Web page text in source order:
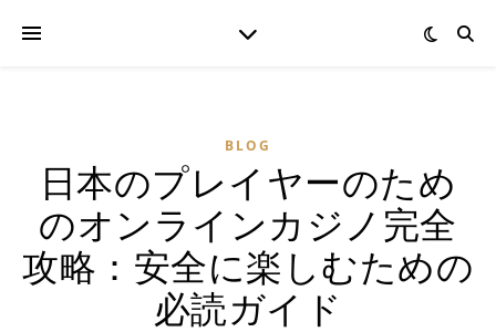
BLOG
日本のプレイヤーのため
のオンラインカジノ完全
攻略：安全に楽しむための
必読ガイド